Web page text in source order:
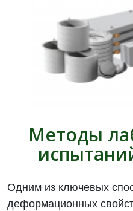
Методы
Одним из ключевых
деформационных